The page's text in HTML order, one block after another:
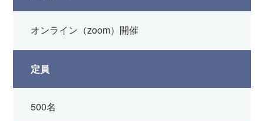
オンライン（zoom）開催
定員
500名